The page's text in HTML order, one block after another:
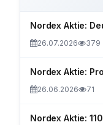
Nordex Aktie:
26.07.2026 379
Nordex Aktie:
26.06.2026 71
Nordex Aktie: